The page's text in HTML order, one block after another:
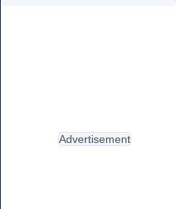
Advertisement